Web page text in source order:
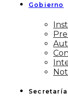
Gobierno